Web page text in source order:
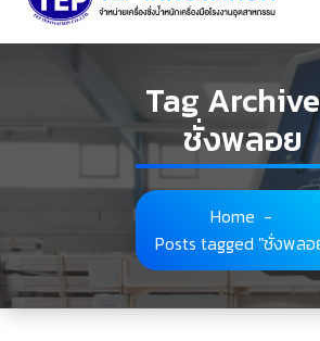
content
Tag
ชั่งพลอย
Home -
Posts tagged "ชั่งพลอ